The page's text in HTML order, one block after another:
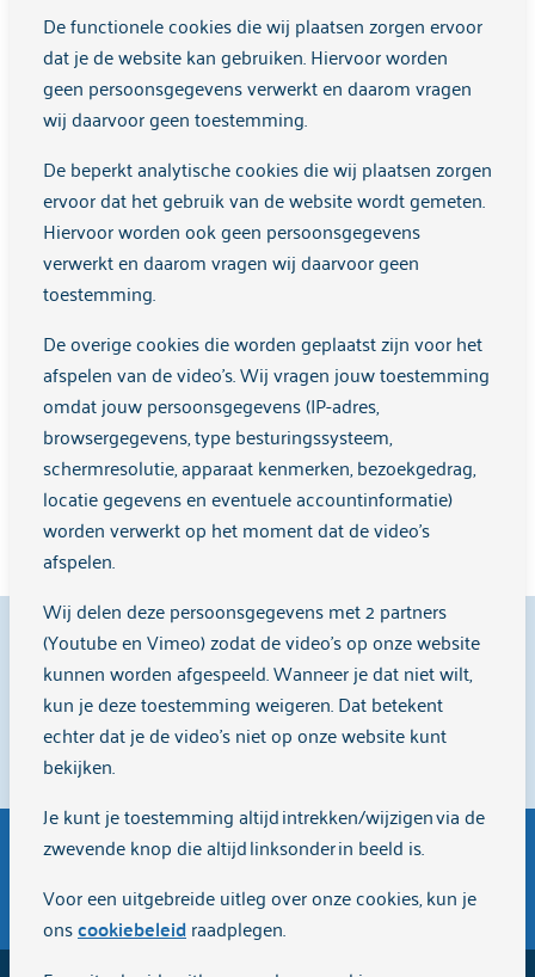
Meer informatie
Het verhaal van Milou
"Zelfhulp heeft een grote rol gespeeld"
Meer informatie
Cliënten beoordelen ons met een9,1opZorgkaart
Nederland.
9,1
Algemene inkoopvoorwaarden
De functionele cookies die wij plaatsen zorgen ervoor
dat je de website kan gebruiken. Hiervoor worden
geen persoonsgegevens verwerkt en daarom vragen
wij daarvoor geen toestemming.
De beperkt analytische cookies die wij plaatsen zorgen
ervoor dat het gebruik van de website wordt gemeten.
Hiervoor worden ook geen persoonsgegevens
verwerkt en daarom vragen wij daarvoor geen
toestemming.
De overige cookies die worden geplaatst zijn voor het
afspelen van de video's. Wij vragen jouw toestemming
omdat jouw persoonsgegevens (IP-adres,
browsergegevens, type besturingssysteem,
schermresolutie, apparaat kenmerken, bezoekgedrag,
locatie gegevens en eventuele accountinformatie)
worden verwerkt op het moment dat de video's
afspelen.
Wij delen deze persoonsgegevens met 2 partners
(Youtube en Vimeo) zodat de video's op onze website
kunnen worden afgespeeld. Wanneer je dat niet wilt,
kun je deze toestemming weigeren. Dat betekent
echter dat je de video’s niet op onze website kunt
bekijken.
Je kunt je toestemming altijd intrekken/wijzigen via de
zwevende knop die altijd linksonder in beeld is.
Voor een uitgebreide uitleg over onze cookies, kun je
onscookiebeleidraadplegen.